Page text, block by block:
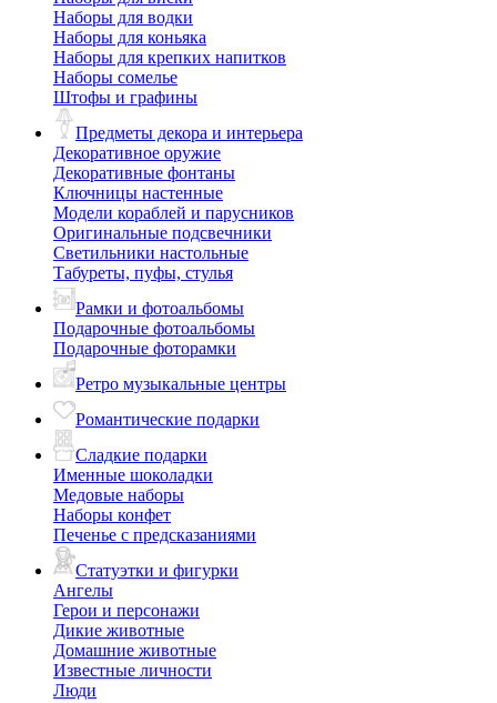
Наборы для водки
Наборы для коньяка
Наборы для крепких напитков
Наборы сомелье
Штофы и графины
Предметы декора и интерьера
Декоративное оружие
Декоративные фонтаны
Ключницы настенные
Модели кораблей и парусников
Оригинальные подсвечники
Светильники настольные
Табуреты, пуфы, стулья
Рамки и фотоальбомы
Подарочные фотоальбомы
Подарочные фоторамки
Ретро музыкальные центры
Романтические подарки
Сладкие подарки
Именные шоколадки
Медовые наборы
Наборы конфет
Печенье с предсказаниями
Статуэтки и фигурки
Ангелы
Герои и персонажи
Дикие животные
Домашние животные
Известные личности
Люди